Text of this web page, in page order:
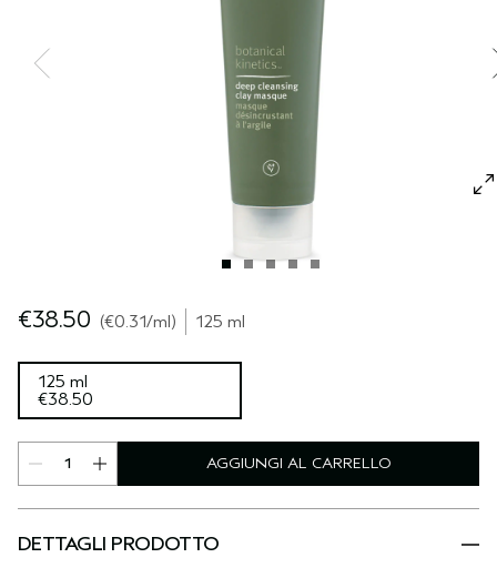
CUOIO CAPELLUTO SENSIBILE
€38.50 €0.31/ml 125 ml
125 ml
€38.50
AGGIUNGI AL CARRELLO
DETTAGLI PRODOTTO